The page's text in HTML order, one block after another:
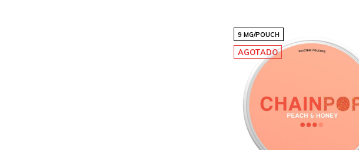
9 MG/POUCH
AGOTADO